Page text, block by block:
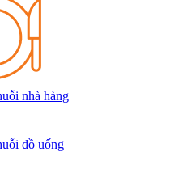
nhà hàng
đồ uống